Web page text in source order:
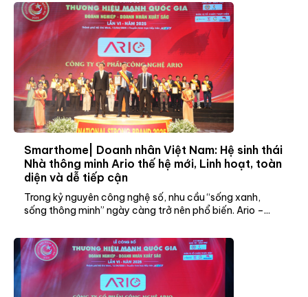
Smarthome| Doanh nhân Việt Nam: Hệ sinh thái
Nhà thông minh Ario thế hệ mới, Linh hoạt, toàn
diện và dễ tiếp cận
Trong kỷ nguyên công nghệ số, nhu cầu “sống xanh,
sống thông minh” ngày càng trở nên phổ biến. Ario –...